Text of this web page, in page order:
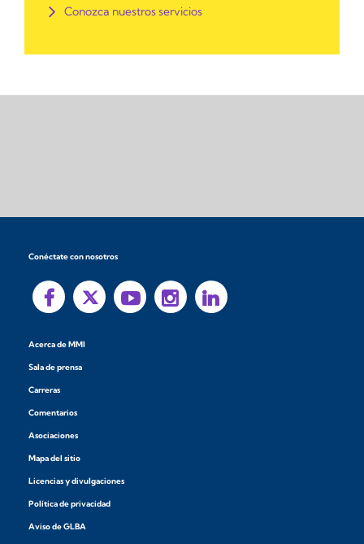
Conozca nuestros servicios
Conéctate con nosotros
Acerca de MMI
Sala de prensa
Carreras
Comentarios
Asociaciones
Mapa del sitio
Licencias y divulgaciones
Política de privacidad
Aviso de GLBA